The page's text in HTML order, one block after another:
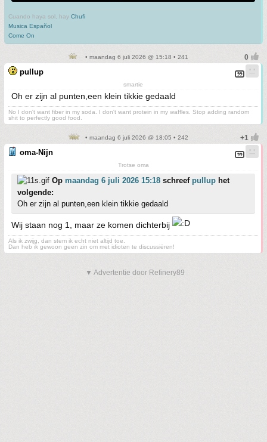
Cuando haya sol, hay Chufi
Musica Español
Come On
• maandag 6 juli 2026 @ 15:18 • 241
pullup
smartie
Oh er zijn al punten,een klein tikkie gedaald
No I don't want fiber in my soda. I don't want protein in my waffles. Stop adding random
shit to perfectly good food.
• maandag 6 juli 2026 @ 18:05 • 242
oma-Nijn
Trotse oma
Op maandag 6 juli 2026 15:18 schreef pullup het
volgende:
Oh er zijn al punten,een klein tikkie gedaald
Wij staan nog 1, maar ze komen dichterbij
Als ik zwijg, dan stem ik echt niet altijd toe.
Dan heb ik gewoon geen zin om met idioten te discussiëren!
▼ Advertentie door Refinery89